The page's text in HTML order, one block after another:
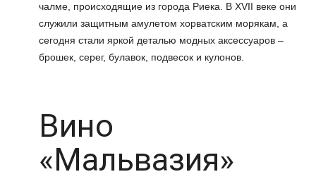
чалме, происходящие из города Риека. В XVII веке они
служили защитным амулетом хорватским морякам, а
сегодня стали яркой деталью модных аксессуаров –
брошек, серег, булавок, подвесок и кулонов.
Вино
«Мальвазия»